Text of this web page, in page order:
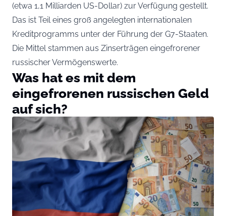
(etwa 1,1 Milliarden US-Dollar) zur Verfügung gestellt.
Das ist Teil eines groß angelegten internationalen
Kreditprogramms unter der Führung der G7-Staaten.
Die Mittel stammen aus Zinserträgen eingefrorener
russischer Vermögenswerte.
Was hat es mit dem
eingefrorenen russischen Geld
auf sich?